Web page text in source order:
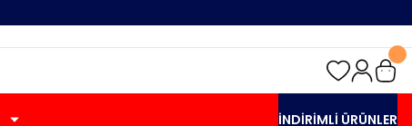
İNDİRİMLİ ÜRÜNLER